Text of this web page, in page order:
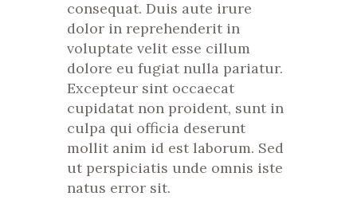
consequat. Duis aute irure
dolor in reprehenderit in
voluptate velit esse cillum
dolore eu fugiat nulla pariatur.
Excepteur sint occaecat
cupidatat non proident, sunt in
culpa qui officia deserunt
mollit anim id est laborum. Sed
ut perspiciatis unde omnis iste
natus error sit.